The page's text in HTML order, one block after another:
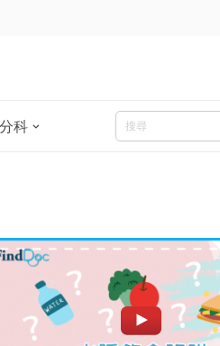
科
Search for: